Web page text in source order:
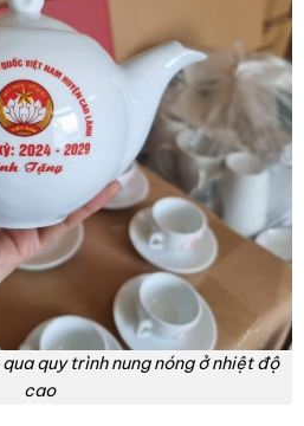
quy trình nung nóng ở nhiệt độ
cao